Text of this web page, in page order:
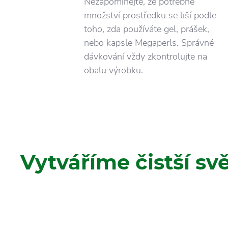
množství prostředku se liší podle
toho, zda používáte gel, prášek,
nebo kapsle Megaperls. Správné
dávkování vždy zkontrolujte na
obalu výrobku.
Vytváříme čistší